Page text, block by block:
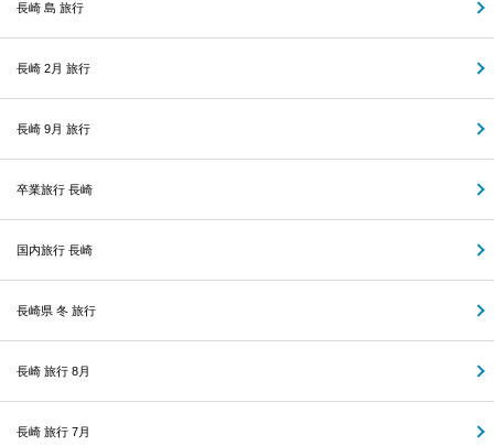
長崎 島 旅行
長崎 2月 旅行
長崎 9月 旅行
卒業旅行 長崎
国内旅行 長崎
長崎県 冬 旅行
長崎 旅行 8月
長崎 旅行 7月